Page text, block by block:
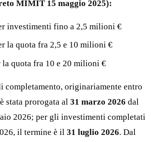
MIMIT 15 maggio 2025):
investimenti fino a 2,5 milioni €
la quota fra 2,5 e 10 milioni €
la quota fra 10 e 20 milioni €
completamento, originariamente entro
stata prorogata al 31 marzo 2026 dal
2026; per gli investimenti completati
il termine è il 31 luglio 2026. Dal